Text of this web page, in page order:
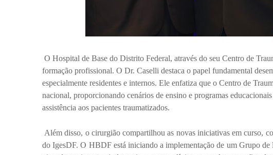
O Hospital de Base do Distrito Federal, através do seu Centro de
formação profissional. O Dr. Caselli destaca o papel fundamental
especialmente residentes e internos. Ele enfatiza que o Centro de
nacional, proporcionando cenários de ensino e programas
assistência aos pacientes traumatizados.
Além disso, o cirurgião compartilhou as novas iniciativas em curso,
do IgesDF. O HBDF está iniciando a implementação de um Grupo